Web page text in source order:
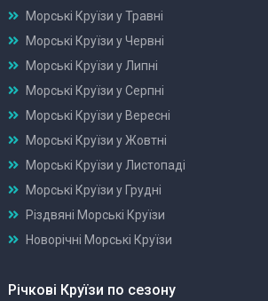
Морські Круїзи у Травні
Морські Круїзи у Червні
Морські Круїзи у Липні
Морські Круїзи у Серпні
Морські Круїзи у Вересні
Морські Круїзи у Жовтні
Морські Круїзи у Листопаді
Морські Круїзи у Грудні
Різдвяні Морські Круїзи
Новорічні Морські Круїзи
Річкові Круїзи по сезону